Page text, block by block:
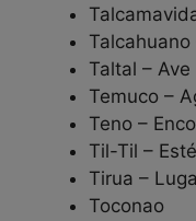
Taltal – Ave
Temuco –
Teno –
Til-Til –
Tirua –
Toconao